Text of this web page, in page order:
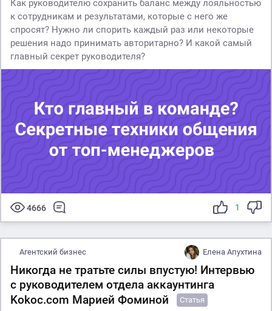
Как руководителю сохранить баланс между лояльностью
к сотрудникам и результатами, которые с него же
спросят? Нужно ли спорить каждый раз или некоторые
решения надо принимать авторитарно? И какой самый
главный секрет руководителя?
4666 1
Агентский бизнес Елена Апухтина
Никогда не тратьте силы впустую! Интервью
с руководителем отдела аккаунтинга
Kokoc.com Марией Фоминой
Статья